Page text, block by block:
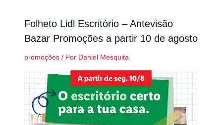
Folheto Lidl Escritório – Antevisão
Bazar Promoções a partir 10 de agosto
promoções/ Por Daniel Mesquita